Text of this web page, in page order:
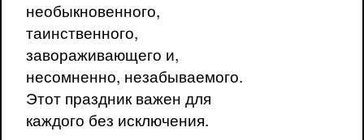
необыкновенного,
таинственного,
завораживающего и,
несомненно, незабываемого.
Этот праздник важен для
каждого без исключения.